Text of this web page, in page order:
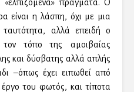
πράγματα. Ο
είναι η λάσπη, όχι με μια
αλλά επειδή ο
τόπο της αμοιβαίας
και δύσβατης αλλά απλής
–όπως έχει ειπωθεί από
έργο του φωτός, και τίποτα